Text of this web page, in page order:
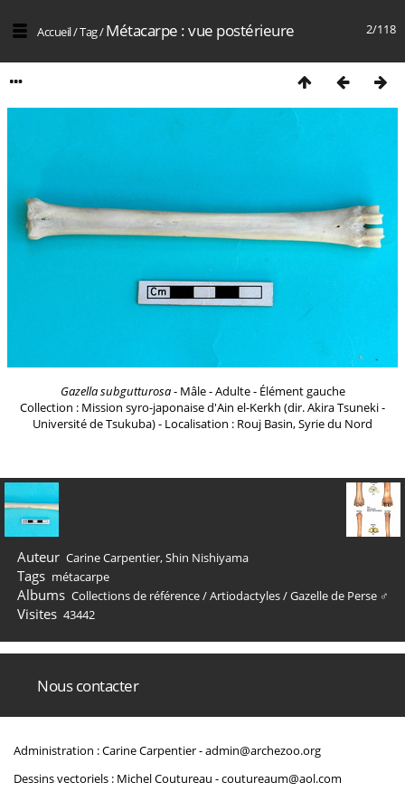
2/118
Accueil/Tag/Métacarpe : vue postérieure
Gazella subgutturosa- Mâle - Adulte - Élément gauche
Collection : Mission syro-japonaise d'Ain el-Kerkh (dir. Akira Tsuneki -
Université de Tsukuba) - Localisation : Rouj Basin, Syrie du Nord
Auteur Carine Carpentier, Shin Nishiyama
Tags métacarpe
Albums Collections de référence/Artiodactyles/Gazelle de Perse ♂
Visites 43442
Nous contacter
Administration : Carine Carpentier -admin@archezoo.org
Dessins vectoriels : Michel Coutureau -coutureaum@aol.com